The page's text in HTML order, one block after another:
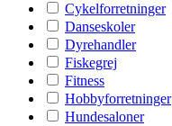
Cykelforretninger
Danseskoler
Dyrehandler
Fiskegrej
Fitness
Hobbyforretninger
Hundesaloner